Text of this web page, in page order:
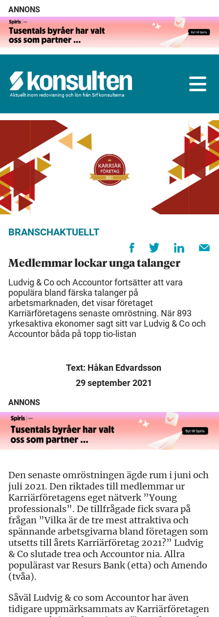
ANNONS
Aktuellt inom redovisning och lön från Srf konsulterna
BRANSCHAKTUELLT
Medlemmar lockar unga talanger
Ludvig & Co och Accountor fortsätter att vara
populära bland färska talanger på
arbetsmarknaden, det visar företaget
Karriärföretagens senaste omröstning. När 893
yrkesaktiva ekonomer sagt sitt var Ludvig & Co och
Accountor båda på topp tio-listan
Text: Håkan Edvardsson
29 september 2021
ANNONS
Den senaste omröstningen ägde rum i juni och
juli 2021. Den riktades till medlemmar ur
Karriärföretagens eget nätverk ”Young
professionals”. De tillfrågade fick svara på
frågan ”Vilka är de tre mest attraktiva och
spännande arbetsgivarna bland företagen som
utsetts till årets Karriärföretag 2021?” Ludvig
& Co slutade trea och Accountor nia. Allra
populärast var Resurs Bank (etta) och Amendo
(tvåa).
Såväl Ludvig & co som Accountor har även
tidigare uppmärksammats av Karriärföretagen